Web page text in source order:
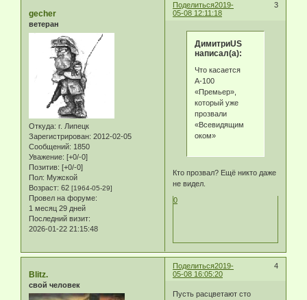
Поделиться 3
2019-
05-08 12:11:18
gecher
ветеран
Откуда: г. Липецк
Зарегистрирован: 2012-02-05
Сообщений: 1850
Уважение: [+0/-0]
Позитив: [+0/-0]
Пол: Мужской
Возраст: 62 [1964-05-29]
Провел на форуме:
1 месяц 29 дней
Последний визит:
2026-01-22 21:15:48
ДимитриUS
написал(а):
Что касается
А-100
«Премьер»,
который уже
прозвали
«Всевидящим
оком»
Кто прозвал? Ещё никто даже
не видел.
0
Поделиться 4
2019-
05-08 16:05:20
Blitz.
свой человек
Пусть расцветают сто